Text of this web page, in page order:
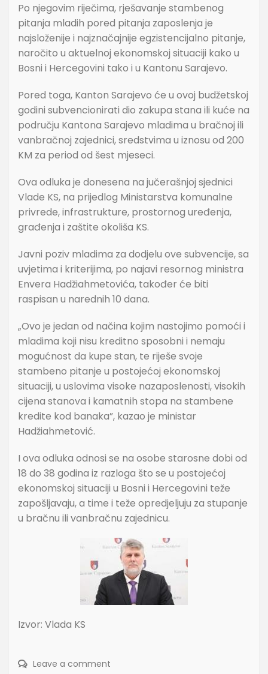
Po njegovim riječima, rješavanje stambenog
pitanja mladih pored pitanja zaposlenja je
najsloženije i najznačajnije egzistencijalno pitanje,
naročito u aktuelnoj ekonomskoj situaciji kako u
Bosni i Hercegovini tako i u Kantonu Sarajevo.
Pored toga, Kanton Sarajevo će u ovoj budžetskoj
godini subvencionirati dio zakupa stana ili kuće na
području Kantona Sarajevo mladima u bračnoj ili
vanbračnoj zajednici, sredstvima u iznosu od 200
KM za period od šest mjeseci.
Ova odluka je donesena na jučerašnjoj sjednici
Vlade KS, na prijedlog Ministarstva komunalne
privrede, infrastrukture, prostornog uređenja,
građenja i zaštite okoliša KS.
Javni poziv mladima za dodjelu ove subvencije, sa
uvjetima i kriterijima, po najavi resornog ministra
Envera Hadžiahmetovića, također će biti
raspisan u narednih 10 dana.
„Ovo je jedan od načina kojim nastojimo pomoći i
mladima koji nisu kreditno sposobni i nemaju
mogućnost da kupe stan, te riješe svoje
stambeno pitanje u postojećoj ekonomskoj
situaciji, u uslovima visoke nazaposlenosti, visokih
cijena stanova i kamatnih stopa na stambene
kredite kod banaka”, kazao je ministar
Hadžiahmetović.
I ova odluka odnosi se na osobe starosne dobi od
18 do 38 godina iz razloga što se u postojećoj
ekonomskoj situaciji u Bosni i Hercegovini teže
zapošljavaju, a time i teže opredjeljuju za stupanje
u bračnu ili vanbračnu zajednicu.
Izvor: Vlada KS
Leave a comment